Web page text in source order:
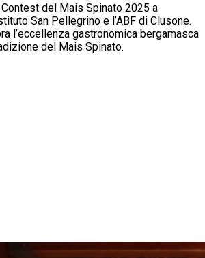
del Mais Spinato 2025 a
San Pellegrino e l’ABF di Clusone.
l’eccellenza gastronomica bergamasca
del Mais Spinato.